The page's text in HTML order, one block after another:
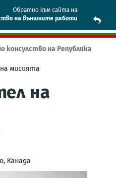
Обратно към сайта на
на външните работи
консулство на Република
мисията
на
Канада